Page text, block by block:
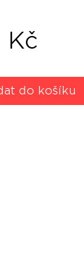
KčCena
do košíku